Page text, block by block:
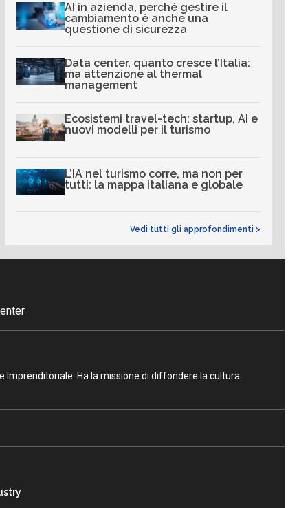
AI in azienda, perché gestire il
cambiamento è anche una
questione di sicurezza
Data center, quanto cresce l’Italia:
ma attenzione al thermal
management
Ecosistemi travel-tech: startup, AI e
nuovi modelli per il turismo
L’IA nel turismo corre, ma non per
tutti: la mappa italiana e globale
Vedi tutti gli approfondimenti >
Imprenditoriale. Ha la missione di diffondere la cultura